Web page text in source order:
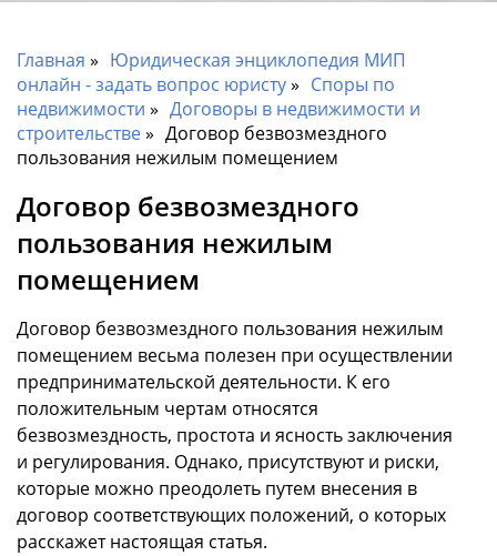
Главная
Юридическая энциклопедия МИП
онлайн - задать вопрос юристу
Споры по
недвижимости
Договоры в недвижимости и
строительстве
Договор безвозмездного
пользования нежилым помещением
Договор безвозмездного
пользования нежилым
помещением
Договор безвозмездного пользования нежилым
помещением весьма полезен при осуществлении
предпринимательской деятельности. К его
положительным чертам относятся
безвозмездность, простота и ясность заключения
и регулирования. Однако, присутствуют и риски,
которые можно преодолеть путем внесения в
договор соответствующих положений, о которых
расскажет настоящая статья.